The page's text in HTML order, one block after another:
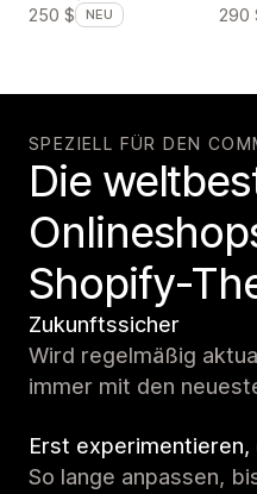
250 $
NEU
290
SPEZIELL FÜR DEN
Die
Shopify-
Zukunftssicher
Wird regelmäßig
immer mit den
Erst experimentieren,
So lange anpassen,